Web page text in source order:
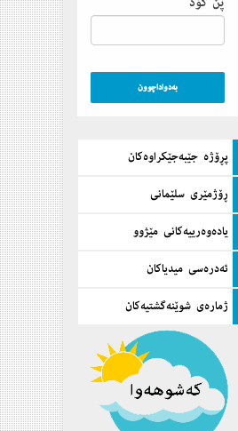
پڕۆژه‌ جێبه‌جێكراوه‌كان
ڕۆژمێری سلێمانی
یاده‌وه‌رییه‌كانی مێژوو
ئه‌دره‌سی میدیاكان
ژماره‌ی شوێنه‌گشتیه‌كان